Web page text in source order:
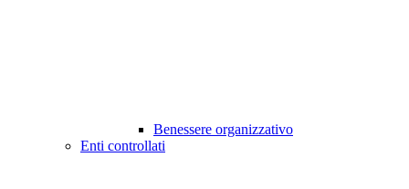
Benessere organizzativo
Enti controllati